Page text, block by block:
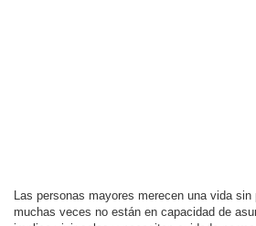
Las personas mayores merecen una vida
muchas veces no están en capacidad de